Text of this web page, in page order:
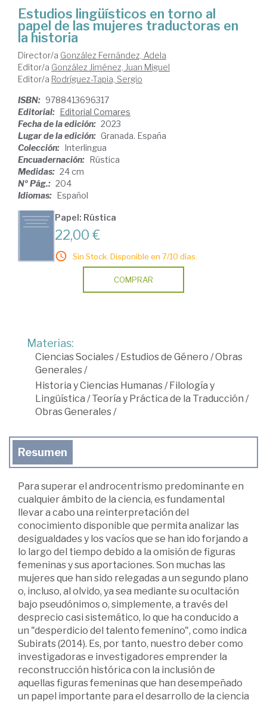
Estudios lingüísticos en torno al
papel de las mujeres traductoras en
la historia
Director/a González Fernández, Adela
Editor/a González Jiménez, Juan Miguel
Editor/a Rodríguez-Tapia, Sergio
ISBN: 9788413696317
Editorial: Editorial Comares
Fecha de la edición: 2023
Lugar de la edición: Granada. España
Colección: Interlingua
Encuadernación: Rústica
Medidas: 24 cm
Nº Pág.: 204
Idiomas: Español
Papel: Rústica
22,00 €
Sin Stock. Disponible en 7/10 días.
COMPRAR
Materias:
Ciencias Sociales/Estudios de Género /Obras
Generales/
Historia y Ciencias Humanas/Filología y
Lingüística /Teoría y Práctica de la Traducción /
Obras Generales/
Resumen
Para superar el androcentrismo predominante en
cualquier ámbito de la ciencia, es fundamental
llevar a cabo una reinterpretación del
conocimiento disponible que permita analizar las
desigualdades y los vacíos que se han ido forjando a
lo largo del tiempo debido a la omisión de figuras
femeninas y sus aportaciones. Son muchas las
mujeres que han sido relegadas a un segundo plano
o, incluso, al olvido, ya sea mediante su ocultación
bajo pseudónimos o, simplemente, a través del
desprecio casi sistemático, lo que ha conducido a
un "desperdicio del talento femenino", como indica
Subirats (2014). Es, por tanto, nuestro deber como
investigadoras e investigadores emprender la
reconstrucción histórica con la inclusión de
aquellas figuras femeninas que han desempeñado
un papel importante para el desarrollo de la ciencia